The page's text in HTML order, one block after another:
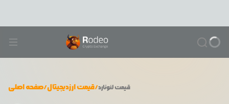
صفحه اصلی/قیمت ارزدیجیتال/ قیمتلئونارد